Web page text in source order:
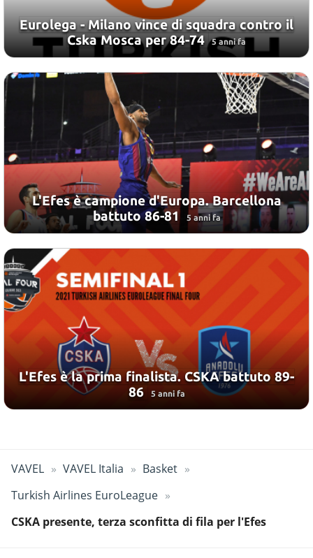
Eurolega - Milano vince di squadra contro il
Cska Mosca per 84-74 5 anni fa
L'Efes è campione d'Europa. Barcellona
battuto 86-81
5 anni fa
L'Efes è la prima finalista. CSKA battuto 89-
86
5 anni fa
VAVEL VAVEL Italia
Basket
Turkish Airlines EuroLeague
CSKA presente, terza sconfitta di fila per l'Efes